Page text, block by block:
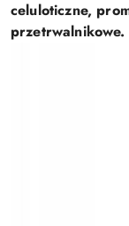
celuloticzne,
przetrwalnikowe.